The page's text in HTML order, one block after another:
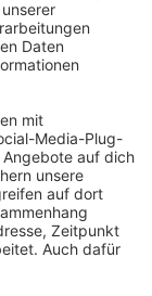
Maßnahme
motivieren,